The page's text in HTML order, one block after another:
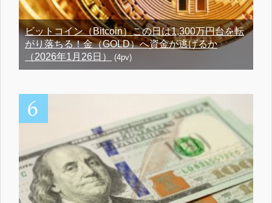
ビットコイン（Bitcoin）この日は1,300万円台を転
がり落ちる！金（GOLD）へ資金が逃げるか
（2026年1月26日）
(4pv)